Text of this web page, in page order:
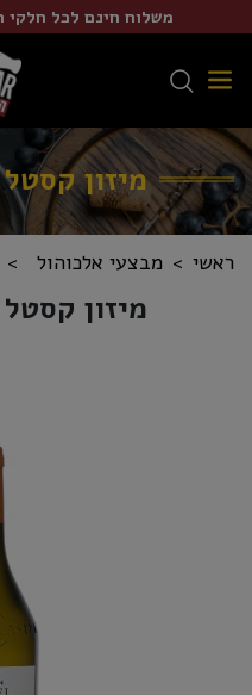
משלוח חינם לכל חלקי
מיזון קסטל
ראשי מבצעי אלכוהול
מיזון קסטל